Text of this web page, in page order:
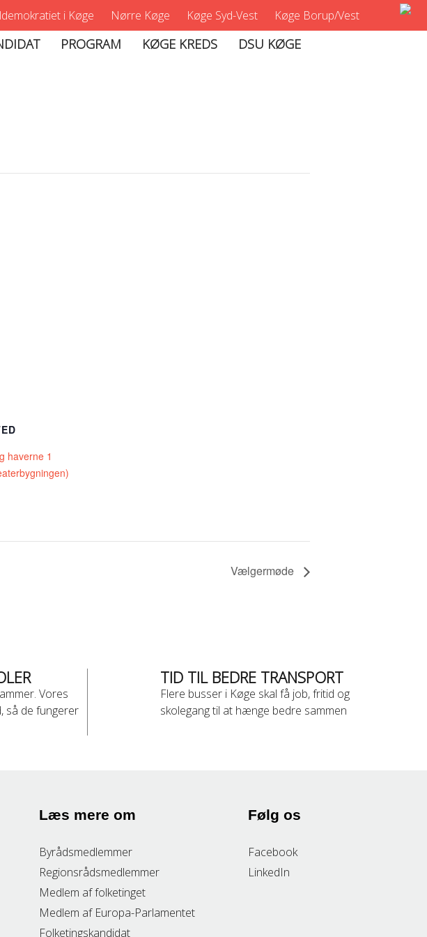
i Køge Nørre Køge Køge Syd-Vest Køge Borup/Vest
PROGRAM KØGE KREDS
DSU KØGE
haverne 1
Vælgermøde
Vores
så de fungerer
TID TIL BEDRE TRANSPORT
Flere busser i Køge skal få job, fritid og
skolegang til at hænge bedre sammen
Læs mere om
Byrådsmedlemmer
Regionsrådsmedlemmer
Medlem af folketinget
Medlem af Europa-Parlamentet
Folketingskandidat
Følg os
Facebook
LinkedIn